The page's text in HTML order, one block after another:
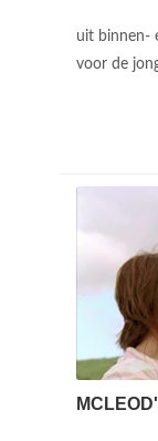
uit binnen-
voor de